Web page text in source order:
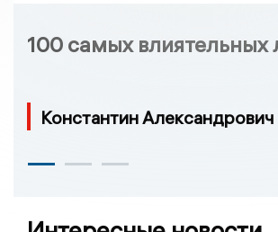
100 самых
Константин